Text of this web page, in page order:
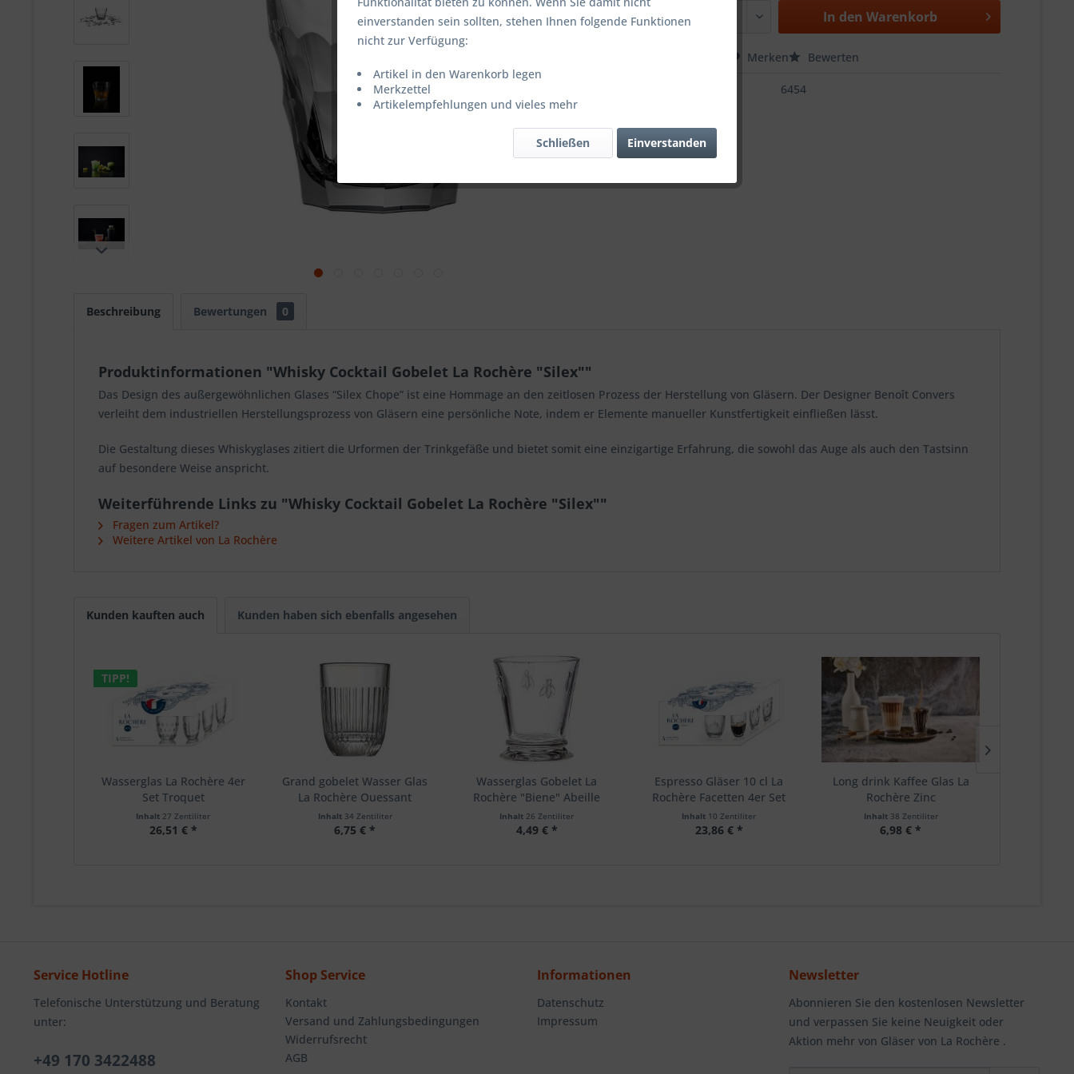
In den Warenkorb
Merken Bewerten
6454
Beschreibung Bewertungen 0
Produktinformationen "Whisky Cocktail Gobelet La Rochère "Silex""
Das Design des außergewöhnlichen Glases “Silex Chope” ist eine Hommage an den zeitlosen Prozess der Herstellung von Gläsern. Der Designer Benoît Convers
verleiht dem industriellen Herstellungsprozess von Gläsern eine persönliche Note, indem er Elemente manueller Kunstfertigkeit einfließen lässt.
Die Gestaltung dieses Whiskyglases zitiert die Urformen der Trinkgefäße und bietet somit eine einzigartige Erfahrung, die sowohl das Auge als auch den Tastsinn
auf besondere Weise anspricht.
Weiterführende Links zu "Whisky Cocktail Gobelet La Rochère "Silex""
Fragen zum Artikel?
Weitere Artikel von La Rochère
Kunden kauften auch Kunden haben sich ebenfalls angesehen
TIPP!
Wasserglas La Rochère 4er
Set Troquet
Inhalt27 Zentiliter
26,51 € *
Grand gobelet Wasser Glas
La Rochère Ouessant
Inhalt 34 Zentiliter
6,75 € *
Wasserglas Gobelet La
Rochère "Biene" Abeille
Inhalt26 Zentiliter
4,49 € *
Espresso Gläser 10 cl La
Rochère Facetten 4er Set
Inhalt 10 Zentiliter
23,86 € *
Long drink Kaffee Glas La
Rochère Zinc
Inhalt 38 Zentiliter
6,98 € *
Service Hotline
Telefonische Unterstützung und Beratung
unter:
+49 170 3422488
Shop Service
Kontakt
Versand und Zahlungsbedingungen
Widerrufsrecht
AGB
Informationen
Datenschutz
Impressum
Newsletter
Abonnieren Sie den kostenlosen Newsletter
und verpassen Sie keine Neuigkeit oder
Aktion mehr von Gläser von La Rochère .
einverstanden sein sollten, stehen Ihnen folgende Funktionen
nicht zur Verfügung:
Artikel in den Warenkorb legen
Merkzettel
Artikelempfehlungen und vieles mehr
Einverstanden
Schließen